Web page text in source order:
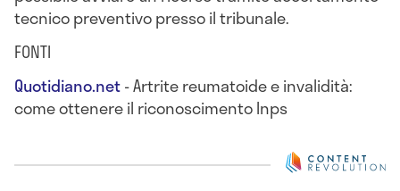
tecnico preventivo presso il tribunale.
FONTI
Quotidiano.net- Artrite reumatoide e invalidità:
come ottenere il riconoscimento Inps